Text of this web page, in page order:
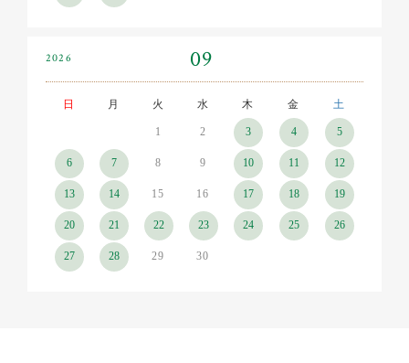
2026 09
日 月 火 水 木 金 土
1 2 3 4 5
6 7 8 9 10 11 12
13 14 15 16 17 18 19
20 21 22 23 24 25 26
27 28 29 30